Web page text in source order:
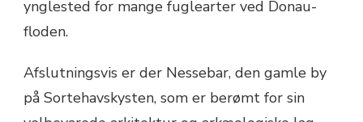
ynglested for mange fuglearter ved Donau-
floden.
Afslutningsvis er der Nessebar, den gamle by
på Sortehavskysten, som er berømt for sin